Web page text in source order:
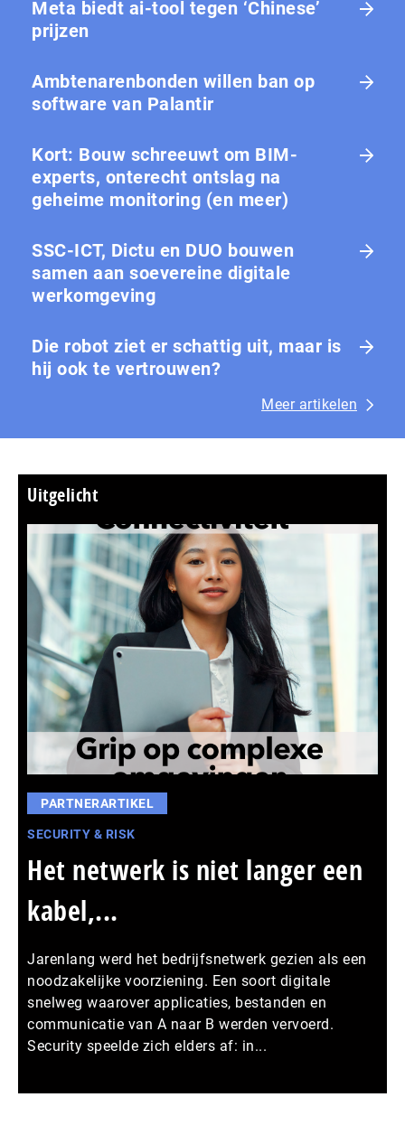
Meta biedt ai-tool tegen ‘Chinese’
prijzen
Ambtenarenbonden willen ban op
software van Palantir
Kort: Bouw schreeuwt om BIM-
experts, onterecht ontslag na
geheime monitoring (en meer)
SSC-ICT, Dictu en DUO bouwen
samen aan soevereine digitale
werkomgeving
Die robot ziet er schattig uit, maar is
hij ook te vertrouwen?
Meer artikelen
Uitgelicht
PARTNERARTIKEL
SECURITY & RISK
Het netwerk is niet langer een
kabel,...
Jarenlang werd het bedrijfsnetwerk gezien als een
noodzakelijke voorziening. Een soort digitale
snelweg waarover applicaties, bestanden en
communicatie van A naar B werden vervoerd.
Security speelde zich elders af: in...